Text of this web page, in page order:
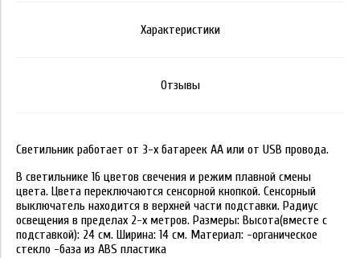
Характеристики
Отзывы
Светильник работает от 3-х батареек АА или от USB провода.
В светильнике 16 цветов свечения и режим плавной смены
цвета. Цвета переключаются сенсорной кнопкой. Сенсорный
выключатель находится в верхней части подставки. Радиус
освещения в пределах 2-х метров. Размеры: Высота(вместе с
подставкой): 24 см. Ширина: 14 см. Материал: -органическое
стекло -база из ABS пластика